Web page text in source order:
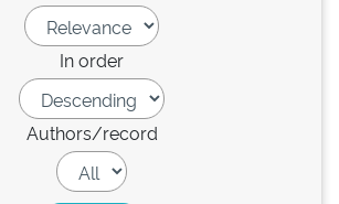
In order
Authors/record